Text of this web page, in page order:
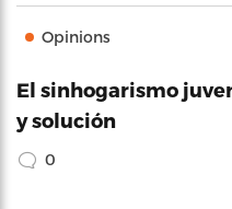
Opinions
El sinhogarismo
y solución
0